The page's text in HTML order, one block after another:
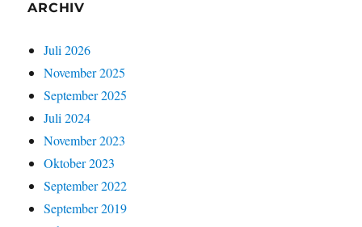
ARCHIV
Juli 2026
November 2025
September 2025
Juli 2024
November 2023
Oktober 2023
September 2022
September 2019